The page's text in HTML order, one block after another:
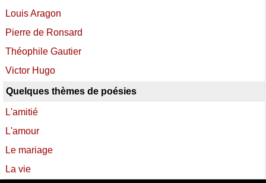
Louis Aragon
Pierre de Ronsard
Théophile Gautier
Victor Hugo
Quelques thèmes de poésies
L'amitié
L'amour
Le mariage
La vie